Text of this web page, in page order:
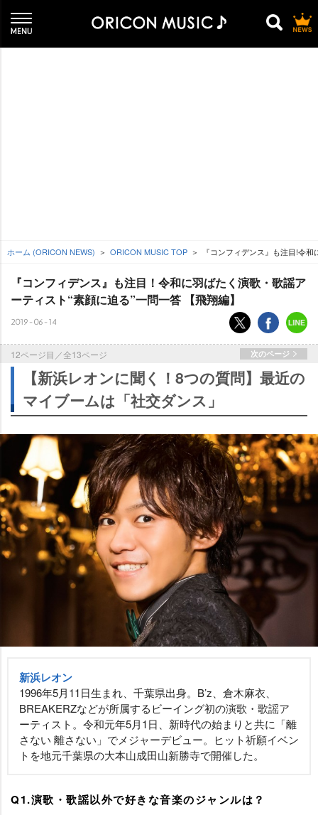
ホーム (ORICON NEWS) ORICON MUSIC TOP 『コンフィデンス』も注目!令
『コンフィデンス』も注目！令和に羽ばたく演歌・歌謡ア
ーティスト“素顔に迫る”一問一答 【飛翔編】
2019-06-14
12ページ目／全13ページ 次のページ
【新浜レオンに聞く！8つの質問】最近の
マイブームは「社交ダンス」
新浜レオン
1996年5月11日生まれ、千葉県出身。B’z、倉木麻衣、
BREAKERZなどが所属するビーイング初の演歌・歌謡ア
ーティスト。令和元年5月1日、新時代の始まりと共に「離
さない 離さない」でメジャーデビュー。ヒット祈願イベン
トを地元千葉県の大本山成田山新勝寺で開催した。
Q1.演歌・歌謡以外で好きな音楽のジャンルは？